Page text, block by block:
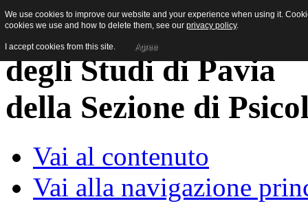
della Sezione di
Vai al contenuto
Vai alla navigazione
We use cookies to improve our website and your experience when using it.
cookies we use and how to delete them, see our privacy policy.
I accept cookies from this site. Agree